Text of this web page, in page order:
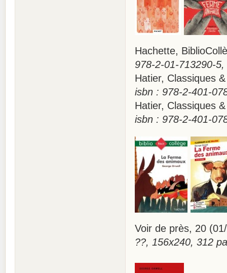
Hachette,
978-2-01-713290-
Hatier, Classiques
isbn : 978-2-401-
Hatier, Classiques
isbn : 978-2-401-
Voir de près, 20
??, 156x240, 312